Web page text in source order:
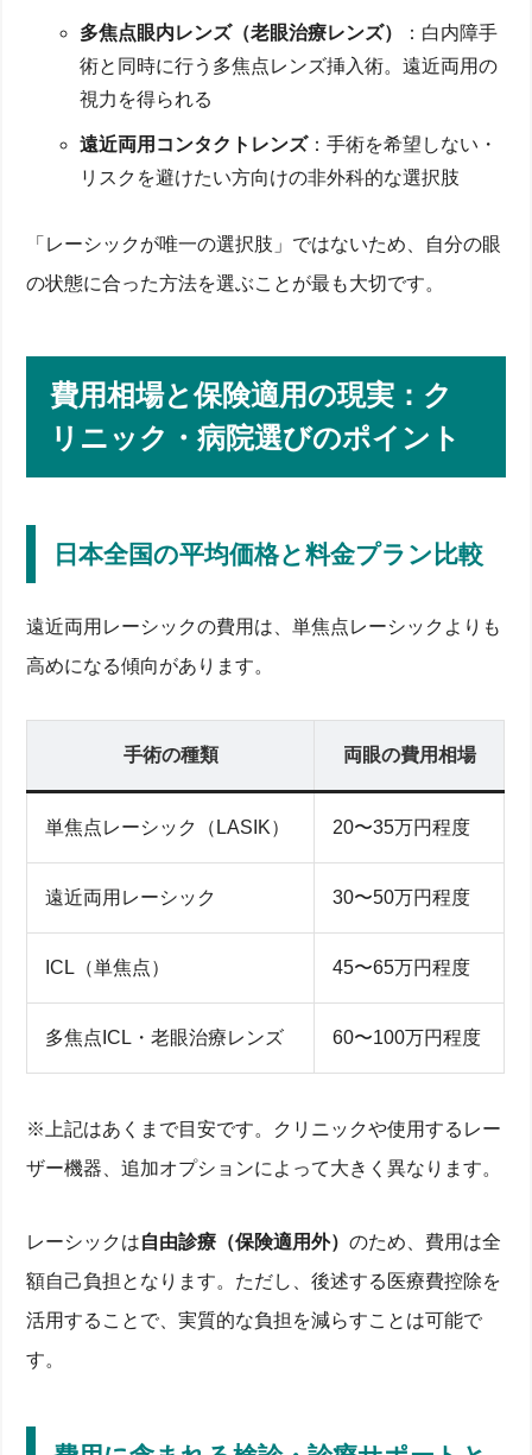
多焦点眼内レンズ（老眼治療レンズ）
：白内障手
術と同時に行う多焦点レンズ挿入術。遠近両用の
視力を得られる
遠近両用コンタクトレンズ：手術を希望しない・
リスクを避けたい方向けの非外科的な選択肢
「レーシックが唯一の選択肢」ではないため、自分の眼
の状態に合った方法を選ぶことが最も大切です。
費用相場と保険適用の現実：ク
リニック・病院選びのポイント
日本全国の平均価格と料金プラン比較
遠近両用レーシックの費用は、単焦点レーシックよりも
高めになる傾向があります。
手術の種類 両眼の費用相場
単焦点レーシック（LASIK） 20〜35万円程度
遠近両用レーシック 30〜50万円程度
ICL（単焦点） 45〜65万円程度
多焦点ICL・老眼治療レンズ 60〜100万円程度
※上記はあくまで目安です。クリニックや使用するレー
ザー機器、追加オプションによって大きく異なります。
レーシックは自由診療（保険適用外）のため、費用は全
額自己負担となります。ただし、後述する医療費控除を
活用することで、実質的な負担を減らすことは可能で
す。